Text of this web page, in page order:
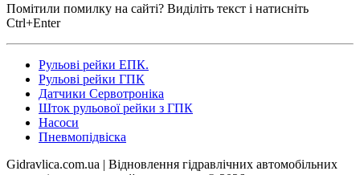
Помітили помилку на сайті? Виділіть текст і натисніть
Ctrl+Enter
Рульові рейки ЕПК.
Рульові рейки ГПК
Датчики Сервотроніка
Шток рульової рейки з ГПК
Насоси
Пневмопідвіска
Gidravlica.com.ua | Відновлення гідравлічних автомобільних